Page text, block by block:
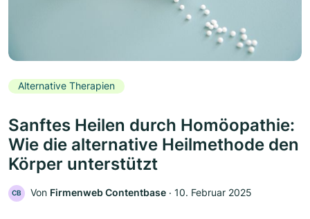
Alternative Therapien
Sanftes Heilen durch Homöopathie:
Wie die alternative Heilmethode den
Körper unterstützt
CB Von Firmenweb Contentbase ‧ 10. Februar 2025